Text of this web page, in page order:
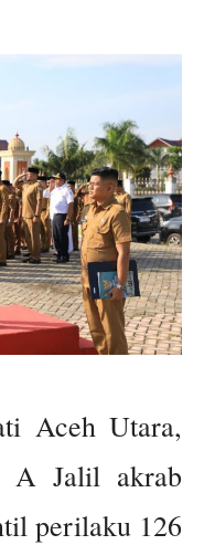
Aceh Utara,
A Jalil akrab
perilaku 126